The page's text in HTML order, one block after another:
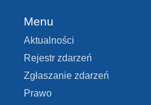
Menu
Aktualności
Rejestr zdarzeń
Zgłaszanie zdarzeń
Prawo